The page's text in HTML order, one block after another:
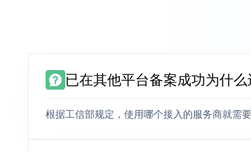
已在其他平台备案成功为什么
根据工信部规定，使用哪个接入的服务商就需